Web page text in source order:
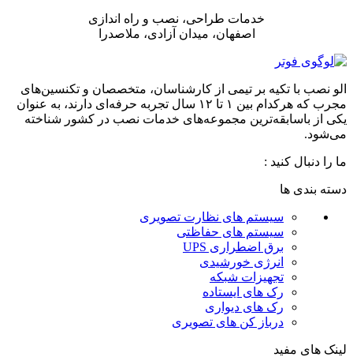
خدمات طراحی، نصب و راه اندازی
اصفهان، میدان آزادی، ملاصدرا
الو نصب با تکیه بر تیمی از کارشناسان، متخصصان و تکنسین‌های
مجرب که هرکدام بین ۱ تا ۱۲ سال تجربه حرفه‌ای دارند، به عنوان
یکی از باسابقه‌ترین مجموعه‌های خدمات نصب در کشور شناخته
می‌شود.
ما را دنبال کنید :
دسته بندی ها
سیستم های نظارت تصویری
سیستم های حفاظتی
برق اضطراری UPS
انرژی خورشیدی
تجهیزات شبکه
رک های ایستاده
رک های دیواری
درباز کن های تصویری
لینک های مفید